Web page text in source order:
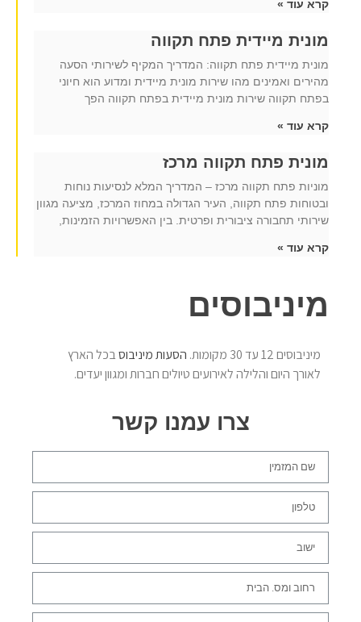
קרא עוד »
מונית מיידית פתח תקווה
מונית מיידית פתח תקווה: המדריך המקיף לשירותי הסעה
מהירים ואמינים מהו שירות מונית מיידית ומדוע הוא חיוני
בפתח תקווה שירות מונית מיידית בפתח תקווה הפך
קרא עוד »
מונית פתח תקווה מרכז
מוניות פתח תקווה מרכז – המדריך המלא לנסיעות נוחות
ובטוחות פתח תקווה, העיר הגדולה במחוז המרכז, מציעה מגוון
שירותי תחבורה ציבורית ופרטית. בין האפשרויות הזמינות,
קרא עוד »
מיניבוסים
מיניבוסים 12 עד 30 מקומות. הסעות מיניבוסבכל הארץ
לאורך היום והלילה לאירועים טיולים חברות ומגוון יעדים.
צרו עמנו קשר